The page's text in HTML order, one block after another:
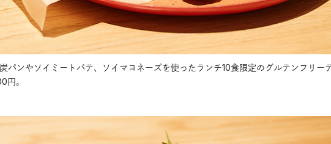
パンやソイミートパテ、ソイマヨネーズを使ったランチ10食限定のグルテンフリー
円。